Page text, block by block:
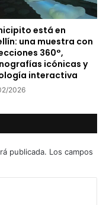
está en
una muestra con
360°,
icónicas y
interactiva
2026
publicada. Los campos